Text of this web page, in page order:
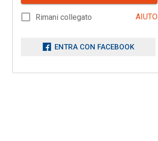
Rimani collegato AIUTO
ENTRA CON FACEBOOK